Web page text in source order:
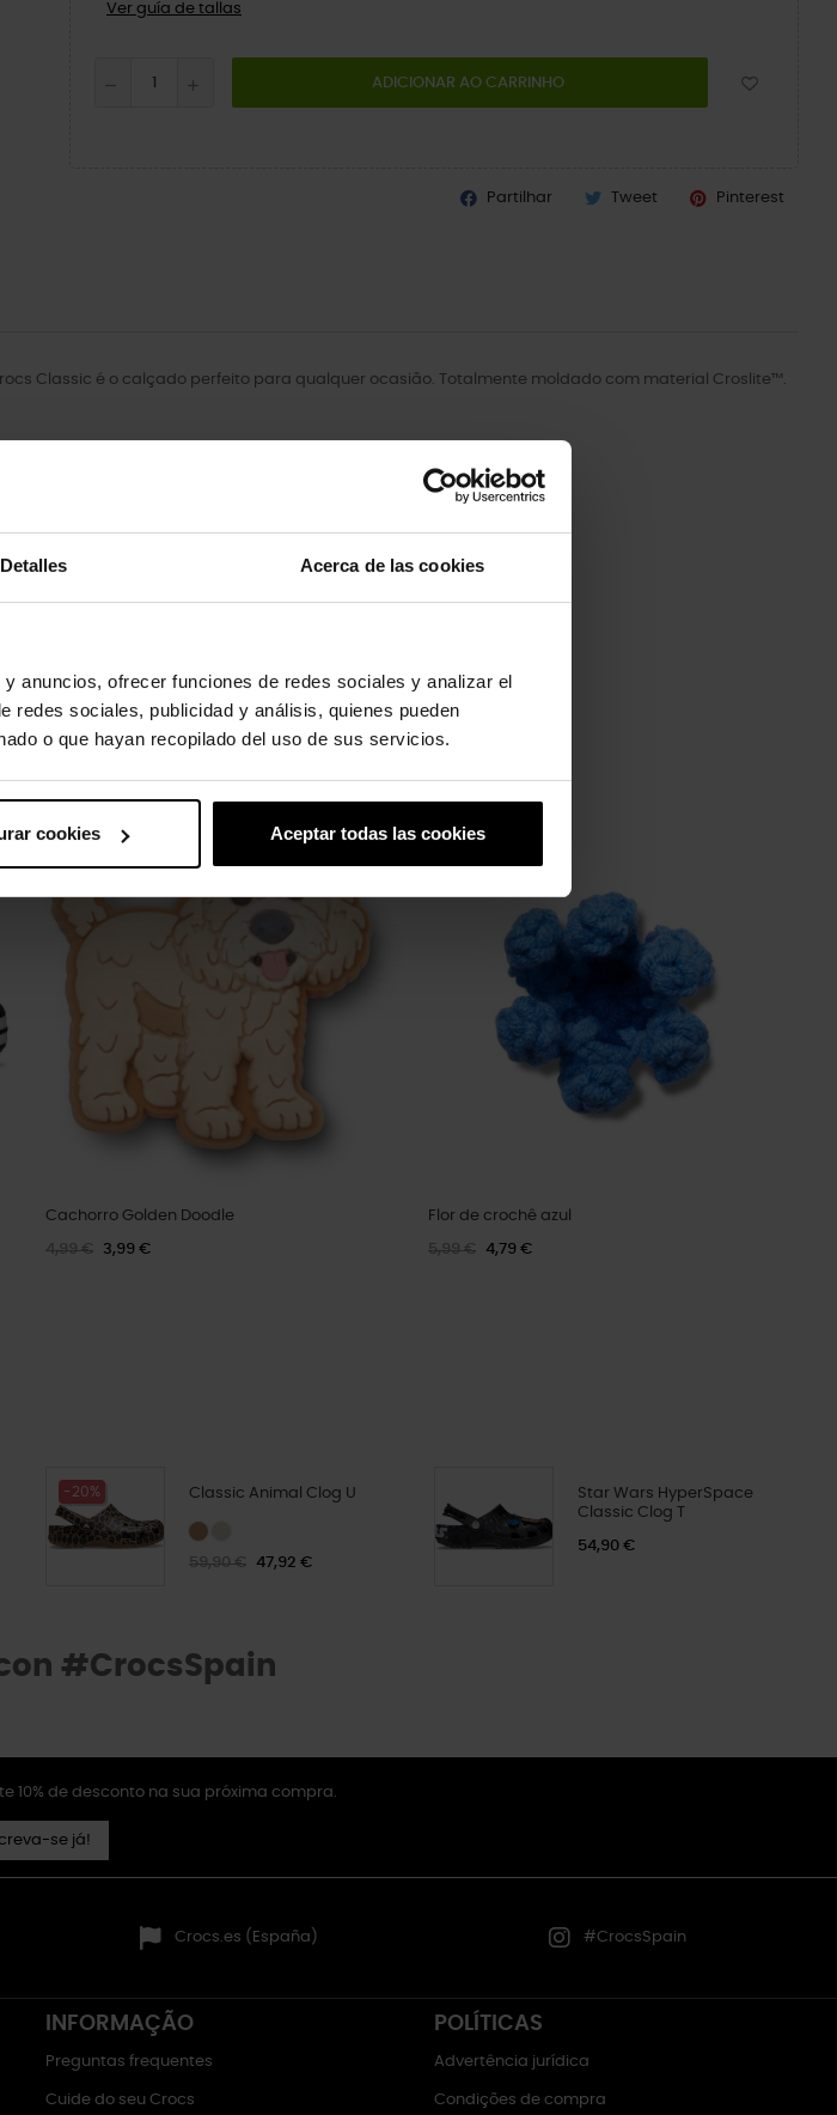
Detalles Acerca de las cookies
anuncios, ofrecer funciones de redes sociales y analizar el
redes sociales, publicidad y análisis, quienes pueden
o que hayan recopilado del uso de sus servicios.
cookies Aceptar todas las cookies
Ver guía de tallas
ADICIONAR AO CARRINHO
Partilhar Tweet Pinterest
Classic é o calçado perfeito para qualquer ocasião. Totalmente moldado com material Croslite™.
Cachorro Golden Doodle
4,99 € 3,99 €
Flor de crochê azul
5,99 € 4,79 €
-20% Classic Animal Clog U
59,90 € 47,92 €
Star Wars HyperSpace
Classic Clog T
54,90 €
#CrocsSpain
10% de desconto na sua próxima compra.
se já!
Crocs.es (España) #CrocsSpain
INFORMAÇÃO
Preguntas frequentes
Cuide do seu Crocs
POLÍTICAS
Advertência jurídica
Condições de compra